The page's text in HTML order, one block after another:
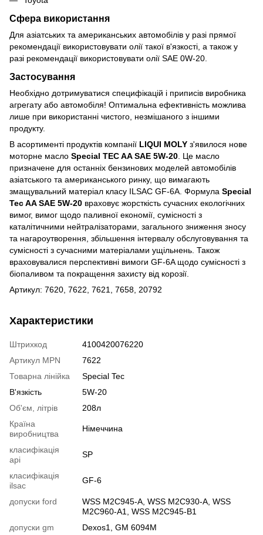
Сфера використання
Для азіатських та американських автомобілів у разі прямої
рекомендації використовувати олії такої в'язкості, а також у
разі рекомендації використовувати олії SAE 0W-20.
Застосування
Необхідно дотримуватися специфікацій і приписів виробника
агрегату або автомобіля! Оптимальна ефективність можлива
лише при використанні чистого, незмішаного з іншими
продукту.
В асортименті продуктів компанії LIQUI MOLY з'явилося нове
моторне масло Special TEC AA SAE 5W-20 . Це масло
призначене для останніх бензинових моделей автомобілів
азіатського та американського ринку, що вимагають
змащувальний матеріал класу ILSAC GF-6A. Формула Special
Tec AA SAE 5W-20 враховує жорсткість сучасних екологічних
вимог, вимог щодо паливної економії, сумісності з
каталітичними нейтралізаторами, загального зниження зносу
та нагароутворення, збільшення інтервалу обслуговування та
сумісності з сучасними матеріалами ущільнень. Також
враховувалися перспективні вимоги GF-6A щодо сумісності з
біопаливом та покращення захисту від корозії.
Артикул: 7620, 7622, 7621, 7658, 20792
Характеристики
Штрихкод
4100420076220
Артикул MPN
7622
Товарна лінійка
Special Tec
В'язкість
5W-20
Об'єм, літрів
208л
Країна
виробництва
Німеччина
класифікація
api
SP
класифікація
ilsac
GF-6
допуски ford
WSS M2C945-A, WSS M2C930-A, WSS
M2C960-A1, WSS M2C945-B1
допуски gm
Dexos1, GM 6094M